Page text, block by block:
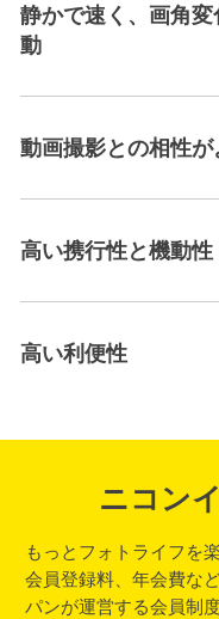
静かで速く、画角
動
動画撮影との相性
高い携行性と機動性
高い利便性
ニコン
もっとフォトライフを
会員登録料、年会費な
パンが運営する会員制度